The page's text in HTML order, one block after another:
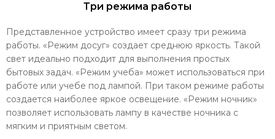
Три режима работы
Представленное устройство имеет сразу три режима
работы. «Режим досуг» создает среднюю яркость. Такой
свет идеально подходит для выполнения простых
бытовых задач. «Режим учеба» может использоваться при
работе или учебе под лампой. При таком режиме работы
создается наиболее яркое освещение. «Режим ночник»
позволяет использовать лампу в качестве ночника с
мягким и приятным светом.